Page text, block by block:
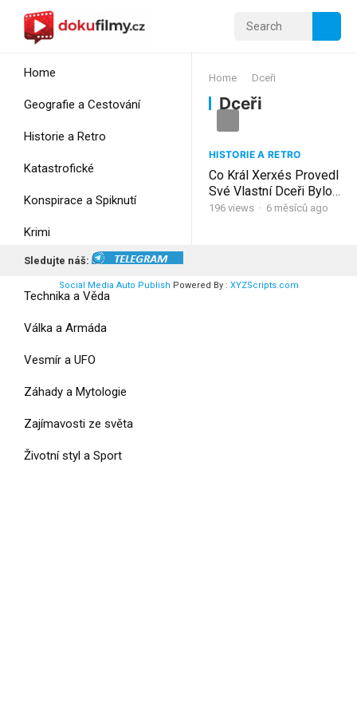
Home
Geografie a Cestování
Historie a Retro
Katastrofické
Konspirace a Spiknutí
Krimi
Myšlení
Technika a Věda
Válka a Armáda
Vesmír a UFO
Záhady a Mytologie
Zajímavosti ze světa
Životní styl a Sport
Home Dceři
Dceři
HISTORIE A RETRO
Co Král Xerxés Provedl
Své Vlastní Dceři Bylo
Horší Než Smrt
196 views · 6 měsíců ago
Sledujte náš:
Social Media Auto Publish Powered By : XYZScripts.com